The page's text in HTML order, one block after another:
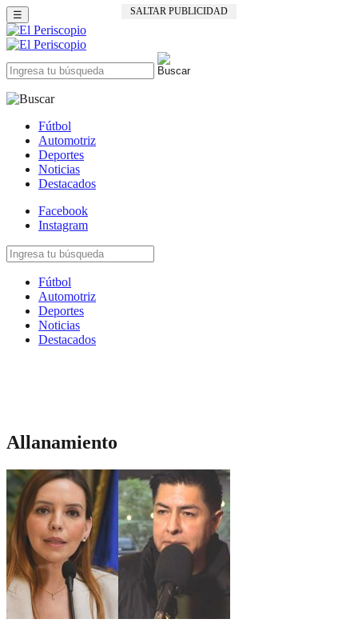
SALTAR PUBLICIDAD
☰
Fútbol
Automotriz
Deportes
Noticias
Destacados
Facebook
Instagram
Fútbol
Automotriz
Deportes
Noticias
Destacados
Allanamiento